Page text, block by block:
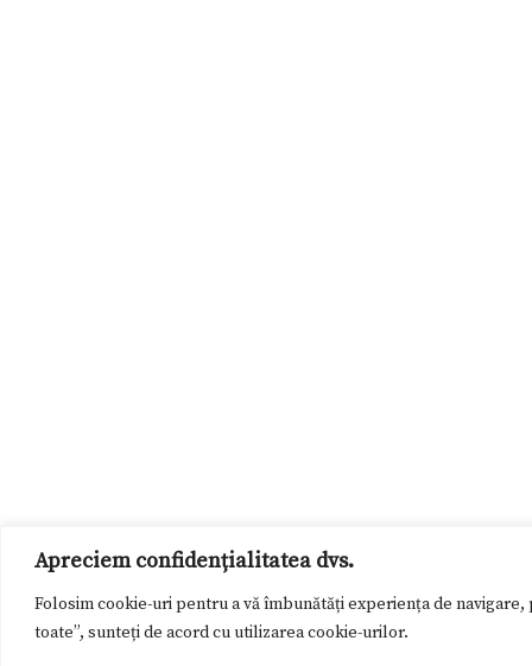
Apreciem confidențialitatea dvs.
Folosim cookie-uri pentru a vă îmbunătăți experiența de
toate”, sunteți de acord cu utilizarea cookie-urilor.